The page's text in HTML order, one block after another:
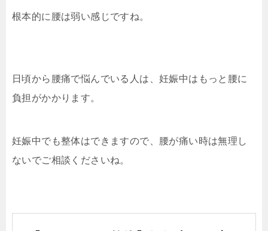
根本的に腰は弱い感じですね。
日頃から腰痛で悩んでいる人は、妊娠中はもっと腰に
負担がかかります。
妊娠中でも整体はできますので、腰が痛い時は無理し
ないでご相談くださいね。